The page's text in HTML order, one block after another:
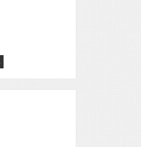
O
Guarda-
Vidas